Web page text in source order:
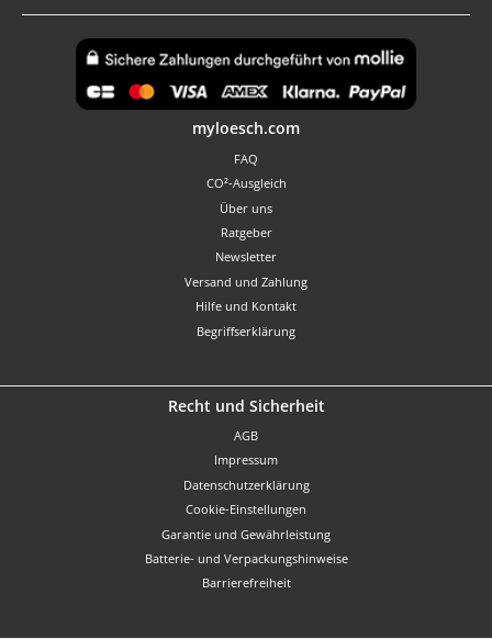
myloesch.com
FAQ
CO²-Ausgleich
Über uns
Ratgeber
Newsletter
Versand und Zahlung
Hilfe und Kontakt
Begriffserklärung
Recht und Sicherheit
AGB
Impressum
Datenschutzerklärung
Cookie-Einstellungen
Garantie und Gewährleistung
Batterie- und Verpackungshinweise
Barrierefreiheit